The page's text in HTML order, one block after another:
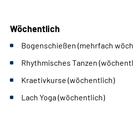
Wöchentlich
Bogenschießen (mehrfach
Rhythmisches Tanzen
Kraetivkurse (wöchentlich)
Lach Yoga (wöchentlich)